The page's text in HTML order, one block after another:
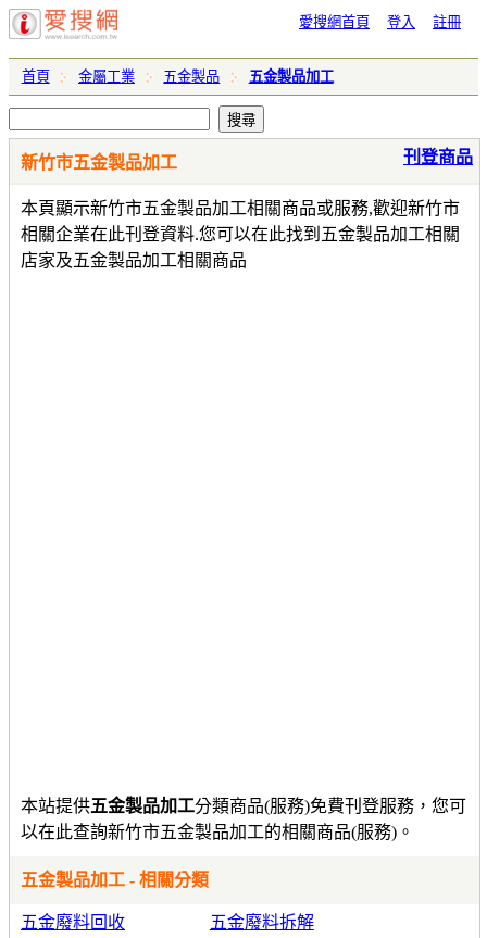
愛搜網首頁 登入 註冊
首頁 金屬工業 五金製品 五金製品加工
新竹市五金製品加工
本頁顯示新竹市五金製品加工相關商品或服務,歡迎新竹市
相關企業在此刊登資料.您可以在此找到五金製品加工相關
店家及五金製品加工相關商品
刊登商品
本站提供五金製品加工分類商品(服務)免費刊登服務，您可
以在此查詢新竹市五金製品加工的相關商品(服務)。
五金製品加工 - 相關分類
五金廢料回收 五金廢料拆解